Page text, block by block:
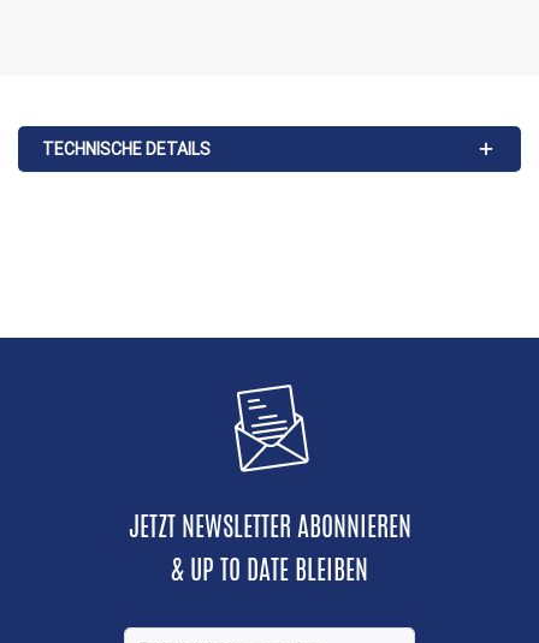
TECHNISCHE DETAILS
JETZT NEWSLETTER ABONNIEREN
& UP TO DATE BLEIBEN